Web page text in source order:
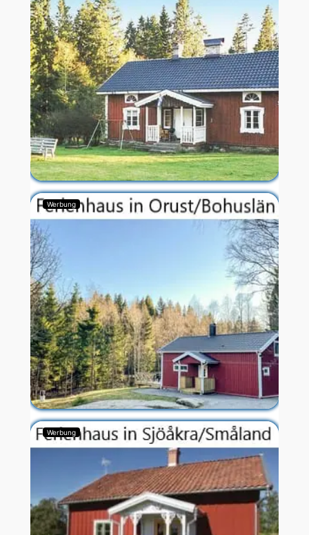
Werbung
Werbung